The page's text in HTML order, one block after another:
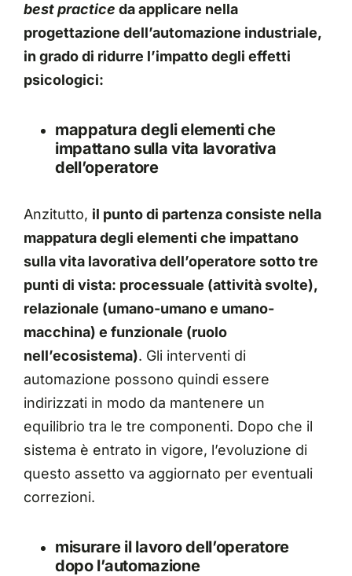
best practice da applicare nella
progettazione dell’automazione industriale,
in grado di ridurre l’impatto degli effetti
psicologici:
mappatura degli elementi che
impattano sulla vita lavorativa
dell’operatore
Anzitutto, il punto di partenza consiste nella
mappatura degli elementi che impattano
sulla vita lavorativa dell’operatore sotto tre
punti di vista: processuale (attività svolte),
relazionale (umano-umano e umano-
macchina) e funzionale (ruolo
nell’ecosistema). Gli interventi di
automazione possono quindi essere
indirizzati in modo da mantenere un
equilibrio tra le tre componenti. Dopo che il
sistema è entrato in vigore, l’evoluzione di
questo assetto va aggiornato per eventuali
correzioni.
misurare il lavoro dell’operatore
dopo l’automazione